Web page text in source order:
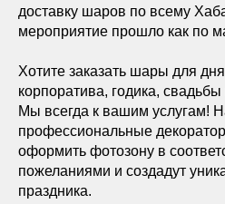
доставку шаров по всему
мероприятие прошло как по
Хотите заказать шары для
корпоратива, годика,
Мы всегда к вашим услугам!
профессиональные
оформить фотозону в
пожеланиями и создадут
праздника.